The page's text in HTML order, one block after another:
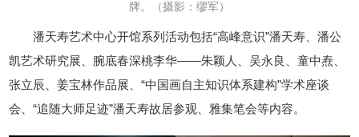
牌。
（摄影：缪军）
潘天寿艺术中心开馆系列活动包括“高峰意识”潘天寿、潘公
凯艺术研究展、腕底春深桃李华——朱颖人、吴永良、童中焘、
张立辰、姜宝林作品展、“中国画自主知识体系建构”学术座谈
会、“追随大师足迹”潘天寿故居参观、雅集笔会等内容。